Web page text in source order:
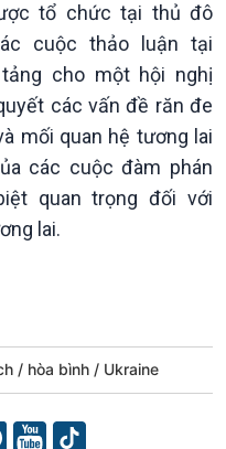
Ảnh
tổ chức tại thủ đô
cuộc thảo luận tại
cho một hội nghị
các vấn đề răn đe
mối quan hệ tương lai
các cuộc đàm phán
quan trọng đối với
lai.
hòa bình Ukraine